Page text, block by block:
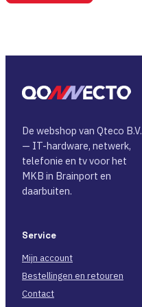
De webshop van Qteco B.V.
— IT-hardware, netwerk,
telefonie en tv voor het
MKB in Brainport en
daarbuiten.
Service
Mijn account
Bestellingen en retouren
Contact